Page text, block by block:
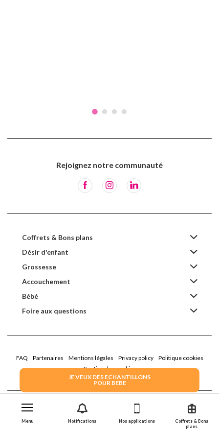
Coffrets & Bons
plans
Nos applications
Notifications
Menu
JE VEUX DES ECHANTILLONS
POUR BEBE
Rejoignez notre communauté
Coffrets & Bons plans
Désir d'enfant
Grossesse
Accouchement
Bébé
Foire aux questions
FAQ Partenaires Mentions légales Privacy policy
Politique cookies
Gestion des cookies
2022 Family Service - la Boîte Rose